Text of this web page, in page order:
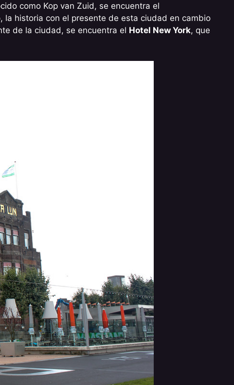
como Kop van Zuid, se encuentra el
la historia con el presente de esta ciudad en cambio
de la ciudad, se encuentra el Hotel New York, que